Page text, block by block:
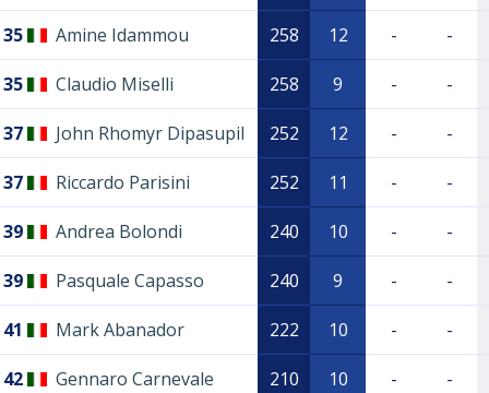
35 Amine Idammou 258 12 - -
35 Claudio Miselli 258 9 - -
37 John Rhomyr Dipasupil 252 12 - -
37 Riccardo Parisini 252 11 - -
39 Andrea Bolondi 240 10 - -
39 Pasquale Capasso 240 9 - -
41 Mark Abanador 222 10 - -
42 Gennaro Carnevale 210 10 - -